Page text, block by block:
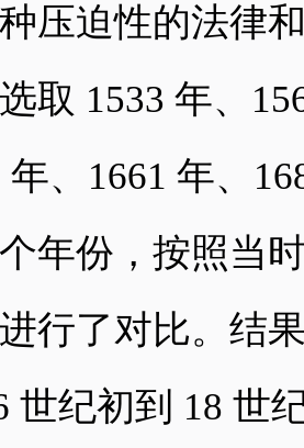
压迫性的法律
取 1533 年、
年、1661 年、
年份，按照当
行了对比。结
世纪初到 18 世